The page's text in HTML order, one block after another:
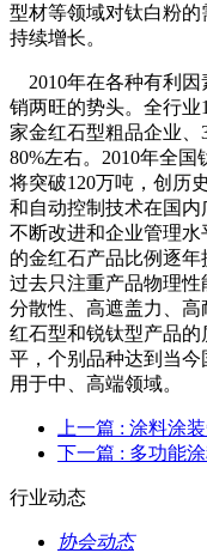
型材等领域对钛白粉
持续增长。
2010年在各种有利因
销两旺的势头。全行
家金红石型粗品企业、
80%左右。2010年全
将突破120万吨，创历
和自动控制技术在国
不断改进和企业管理
的金红石产品比例逐
过去只注重产品物理
分散性、高遮盖力、
红石型和锐钛型产品
平，个别品种达到当
用于中、高端领域。
上一篇 : 涂料涂
下一篇 : 多功能
行业动态
协会动态